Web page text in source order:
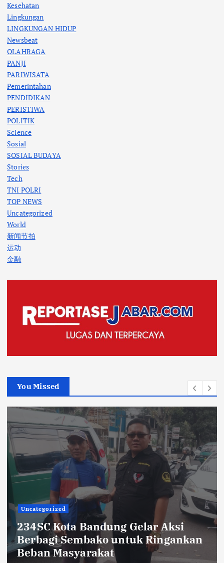
Kesehatan
Lingkungan
LINGKUNGAN HIDUP
Newsbeat
OLAHRAGA
PANJI
PARIWISATA
Pemerintahan
PENDIDIKAN
PERISTIWA
POLITIK
Science
Sosial
SOSIAL BUDAYA
Stories
Tech
TNI POLRI
TOP NEWS
Uncategorized
World
新闻节拍
运动
金融
You Missed
TNI POLRI
Sikat Kejahatan Jalanan di Jabar,
413 Pelaku Diciduk dan 1.016 Motor
Disita